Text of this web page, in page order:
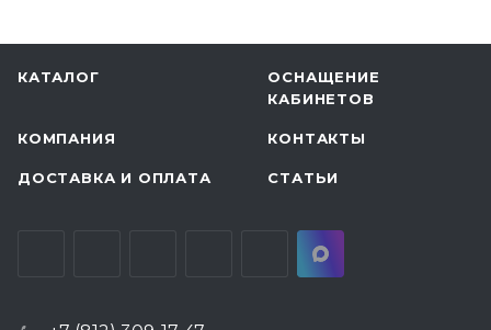
КАТАЛОГ
ОСНАЩЕНИЕ
КАБИНЕТОВ
КОМПАНИЯ КОНТАКТЫ
ДОСТАВКА И ОПЛАТА СТАТЬИ